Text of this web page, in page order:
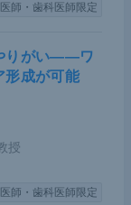
医師・歯科医師限定
りがい――ワ
形成が可能
授
医師・歯科医師限定